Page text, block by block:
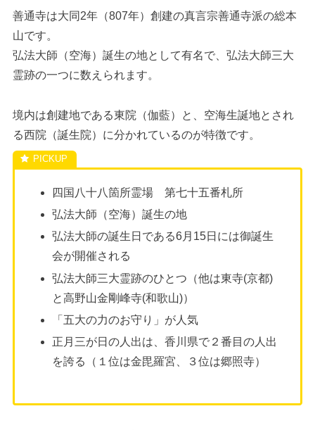
善通寺は大同2年（807年）創建の真言宗善通寺派の総本
山です。
弘法大師（空海）誕生の地として有名で、弘法大師三大
霊跡の一つに数えられます。
境内は創建地である東院（伽藍）と、空海生誕地とされ
る西院（誕生院）に分かれているのが特徴です。
四国八十八箇所霊場 第七十五番札所
弘法大師（空海）誕生の地
弘法大師の誕生日である6月15日には御誕生
会が開催される
弘法大師三大霊跡のひとつ（他は東寺(京都)
と高野山金剛峰寺(和歌山)）
「五大の力のお守り」が人気
正月三が日の人出は、香川県で２番目の人出
を誇る（１位は金毘羅宮、３位は郷照寺）